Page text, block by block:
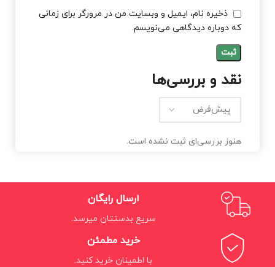
نقد و بررسی‌ها
هنوز بررسی‌ای ثبت نشده است.
ذخیره نام، ایمیل و وبسایت من در مرورگر برای زمانی
که دوباره دیدگاهی می‌نویسم.
ارسال رایگان
سریع بدستتان میرسد.
خرید مطمئن
با اطمینان خرید کنید.